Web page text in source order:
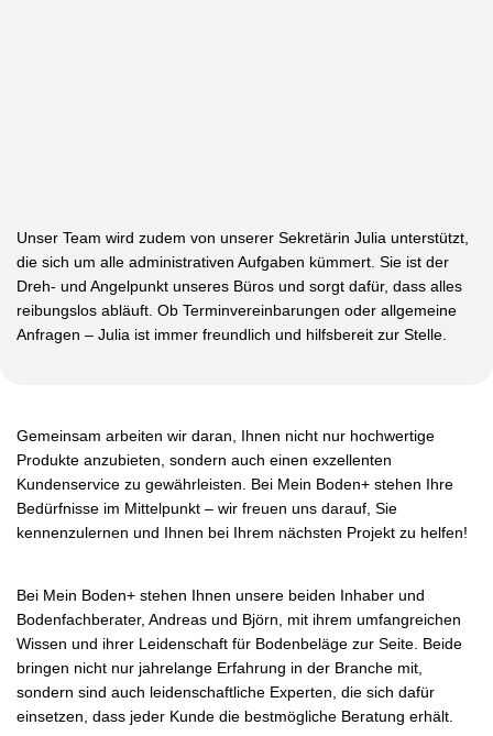
Unser Team wird zudem von unserer Sekretärin Julia unterstützt,
die sich um alle administrativen Aufgaben kümmert. Sie ist der
Dreh- und Angelpunkt unseres Büros und sorgt dafür, dass alles
reibungslos abläuft. Ob Terminvereinbarungen oder allgemeine
Anfragen – Julia ist immer freundlich und hilfsbereit zur Stelle.
Gemeinsam arbeiten wir daran, Ihnen nicht nur hochwertige
Produkte anzubieten, sondern auch einen exzellenten
Kundenservice zu gewährleisten. Bei Mein Boden+ stehen Ihre
Bedürfnisse im Mittelpunkt – wir freuen uns darauf, Sie
kennenzulernen und Ihnen bei Ihrem nächsten Projekt zu helfen!
Bei Mein Boden+ stehen Ihnen unsere beiden Inhaber und
Bodenfachberater, Andreas und Björn, mit ihrem umfangreichen
Wissen und ihrer Leidenschaft für Bodenbeläge zur Seite. Beide
bringen nicht nur jahrelange Erfahrung in der Branche mit,
sondern sind auch leidenschaftliche Experten, die sich dafür
einsetzen, dass jeder Kunde die bestmögliche Beratung erhält.